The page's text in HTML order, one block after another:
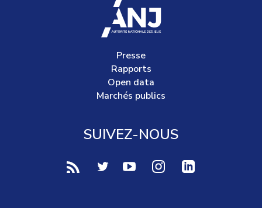
accueil
Presse
Rapports
Open data
Marchés publics
SUIVEZ-NOUS
voir notre page rss (Nouvelle fenêtre)
voir notre page twitter (Nouvelle
voir notre page youtube-play
voir notre page